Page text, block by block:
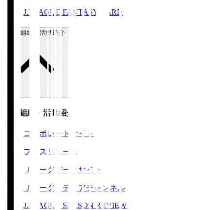
J.LEAGUE FANTASY CARD
運営組織・活動紹介
運営組織・活動紹介
コーポレートサイト
プレスリリース
Ｊリーグデータサイト
Ｊリーグメディアチャンネル
J.LEAGUE SEASON REVIEW